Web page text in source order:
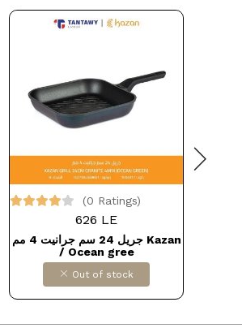
(0 Ratings)
626 LE
جريل 24 سم جرانيت 4 مم Kazan
/ Ocean gree
Out of stock